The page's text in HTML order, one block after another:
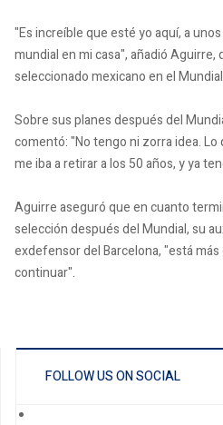
"Es increíble que esté yo aquí, a
mundial en mi casa", añadió
seleccionado mexicano en el
Sobre sus planes después del
comentó: "No tengo ni zorra idea. Lo
me iba a retirar a los 50 años, y ya
Aguirre aseguró que en cuanto
selección después del Mundial, su
exdefensor del Barcelona, "está
continuar".
FOLLOW US ON SOCIAL